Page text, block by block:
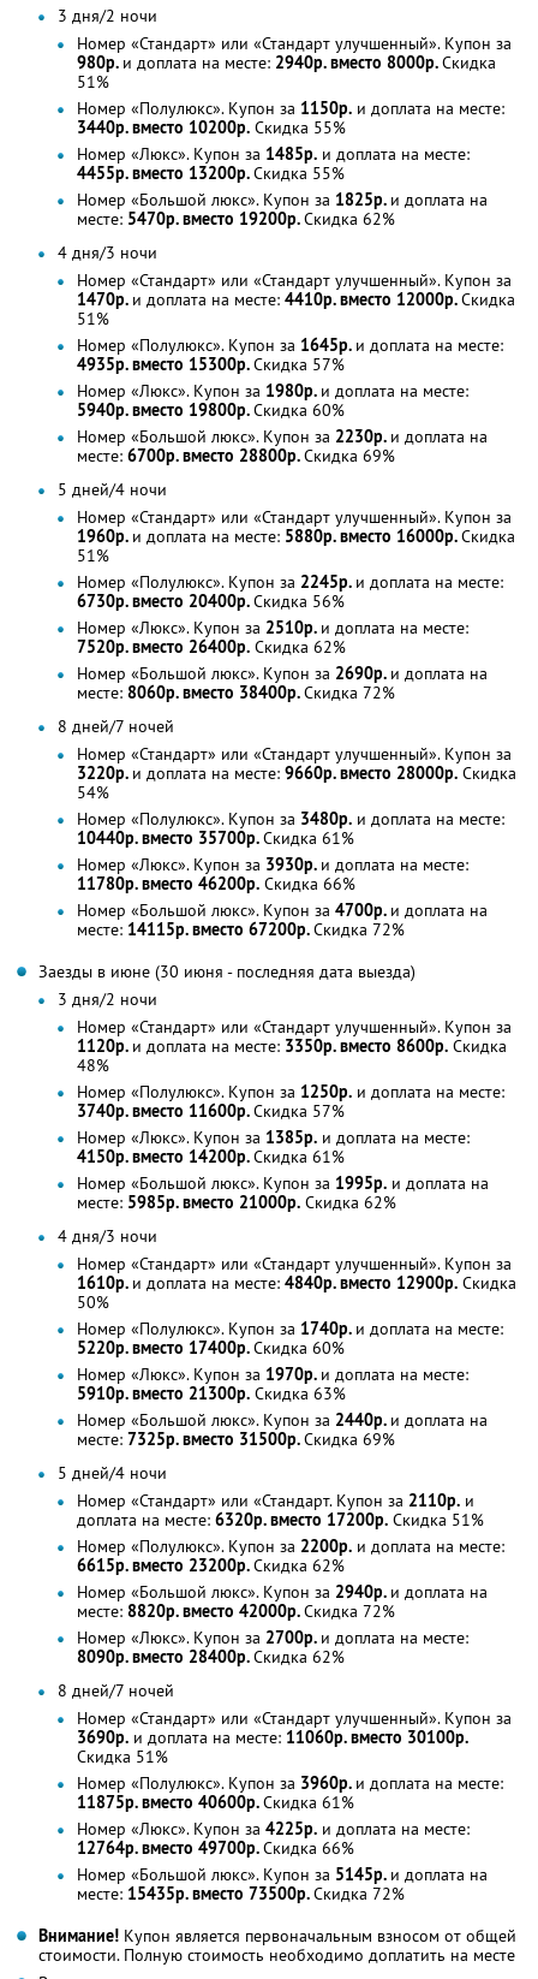
3 дня/2 ночи
Номер «Стандарт» или «Стандарт улучшенный». Купон за
980р. и доплата на месте: 2940р. вместо 8000р.Скидка
51%
Номер «Полулюкс». Купон за 1150р. и доплата на месте:
3440р. вместо 10200р. Скидка 55%
Номер «Люкс». Купон за 1485р. и доплата на месте:
4455р. вместо 13200р.Скидка 55%
Номер «Большой люкс». Купон за 1825р. и доплата на
месте: 5470р. вместо 19200р.Скидка 62%
4 дня/3 ночи
Номер «Стандарт» или «Стандарт улучшенный». Купон за
1470р. и доплата на месте: 4410р. вместо 12000р.Скидка
51%
Номер «Полулюкс». Купон за 1645р. и доплата на месте:
4935р. вместо 15300р.Скидка 57%
Номер «Люкс». Купон за 1980р. и доплата на месте:
5940р. вместо 19800р.Скидка 60%
Номер «Большой люкс». Купон за 2230р. и доплата на
месте: 6700р. вместо 28800р.Скидка 69%
5 дней/4 ночи
Номер «Стандарт» или «Стандарт улучшенный». Купон за
1960р. и доплата на месте: 5880р. вместо 16000р.Скидка
51%
Номер «Полулюкс». Купон за 2245р. и доплата на месте:
6730р. вместо 20400р.Скидка 56%
Номер «Люкс». Купон за 2510р. и доплата на месте:
7520р. вместо 26400р. Скидка 62%
Номер «Большой люкс». Купон за 2690р. и доплата на
месте: 8060р. вместо 38400р.Скидка 72%
8 дней/7 ночей
Номер «Стандарт» или «Стандарт улучшенный». Купон за
3220р. и доплата на месте: 9660р. вместо 28000р. Скидка
54%
Номер «Полулюкс». Купон за 3480р. и доплата на месте:
10440р. вместо 35700р.Скидка 61%
Номер «Люкс». Купон за 3930р. и доплата на месте:
11780р. вместо 46200р. Скидка 66%
Номер «Большой люкс». Купон за 4700р. и доплата на
месте: 14115р. вместо 67200р.Скидка 72%
Заезды в июне (30 июня - последняя дата выезда)
3 дня/2 ночи
Номер «Стандарт» или «Стандарт улучшенный». Купон за
1120р. и доплата на месте: 3350р. вместо 8600р. Скидка
48%
Номер «Полулюкс». Купон за 1250р. и доплата на месте:
3740р. вместо 11600р.Скидка 57%
Номер «Люкс». Купон за 1385р. и доплата на месте:
4150р. вместо 14200р.Скидка 61%
Номер «Большой люкс». Купон за 1995р. и доплата на
месте: 5985р. вместо 21000р. Скидка 62%
4 дня/3 ночи
Номер «Стандарт» или «Стандарт улучшенный». Купон за
1610р. и доплата на месте: 4840р. вместо 12900р. Скидка
50%
Номер «Полулюкс». Купон за 1740р. и доплата на месте:
5220р. вместо 17400р.Скидка 60%
Номер «Люкс». Купон за 1970р. и доплата на месте:
5910р. вместо 21300р. Скидка 63%
Номер «Большой люкс». Купон за 2440р. и доплата на
месте: 7325р. вместо 31500р.Скидка 69%
5 дней/4 ночи
Номер «Стандарт» или «Стандарт. Купон за 2110р. и
доплата на месте: 6320р. вместо 17200р. Скидка 51%
Номер «Полулюкс». Купон за 2200р. и доплата на месте:
6615р. вместо 23200р.Скидка 62%
Номер «Большой люкс». Купон за 2940р. и доплата на
месте: 8820р. вместо 42000р.Скидка 72%
Номер «Люкс». Купон за 2700р. и доплата на месте:
8090р. вместо 28400р.Скидка 62%
8 дней/7 ночей
Номер «Стандарт» или «Стандарт улучшенный». Купон за
3690р. и доплата на месте: 11060р. вместо 30100р.
Скидка 51%
Номер «Полулюкс». Купон за 3960р. и доплата на месте:
11875р. вместо 40600р.Скидка 61%
Номер «Люкс». Купон за 4225р. и доплата на месте:
12764р. вместо 49700р.Скидка 66%
Номер «Большой люкс». Купон за 5145р. и доплата на
месте: 15435р. вместо 73500р.Скидка 72%
Внимание! Купон является первоначальным взносом от общей
стоимости. Полную стоимость необходимо доплатить на месте